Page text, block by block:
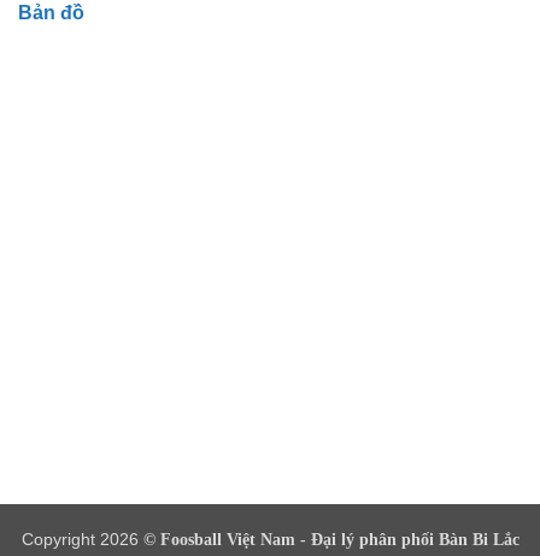
Bản đồ
Copyright 2026 © Foosball Việt Nam - Đại lý phân phối Bàn Bi Lắc